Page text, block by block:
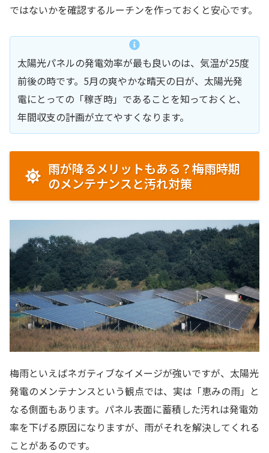
ではないかを確認するルーチンを作っておくと安心です。
太陽光パネルの発電効率が最も良いのは、気温が25度
前後の時です。5月の爽やかな晴天の日が、太陽光発
電にとっての「稼ぎ時」であることを知っておくと、
年間収支の計画が立てやすくなります。
雨が降るメリットもある？梅雨時期
のメンテナンスと汚れ対策
梅雨といえばネガティブなイメージが強いですが、太陽光
発電のメンテナンスという観点では、実は「恵みの雨」と
なる側面もあります。パネル表面に蓄積した汚れは発電効
率を下げる原因になりますが、雨がそれを解決してくれる
ことがあるのです。